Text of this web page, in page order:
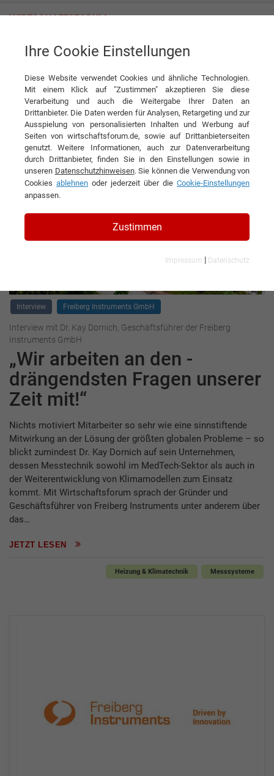
Freiberg Instruments GmbH
Interviews der Freiberg
Instruments GmbH
Interview Freiberg Instruments GmbH
Interview mit Dr. Kay Dornich, Geschäftsführer der Freiberg
Instruments GmbH
„Wir arbeiten an den ­
drängendsten Fragen ­unserer
Zeit mit!“
Nichts motiviert Mitarbeiter so sehr wie eine sinnstiftende
Mitwirkung an der Lösung der größten globalen Probleme – so
blickt zumindest Dr. Kay Dornich auf sein Unternehmen,
dessen Messtechnik sowohl im MedTech-Sektor als auch in
der Weiterentwicklung von Klimamodellen zum Einsatz
kommt. Mit Wirtschaftsforum sprach der Gründer und
Geschäftsführer von Freiberg Instruments unter anderem über
das…
JETZT LESEN
Heizung & Klimatechnik Messsysteme
Ihre Cookie Einstellungen
Diese Website verwendet Cookies und ähnliche Technologien.
Mit einem Klick auf "Zustimmen" akzeptieren Sie diese
Verarbeitung und auch die Weitergabe Ihrer Daten an
Drittanbieter. Die Daten werden für Analysen, Retargeting und zur
Ausspielung von personalisierten Inhalten und Werbung auf
Seiten von wirtschaftsforum.de, sowie auf Drittanbieterseiten
genutzt. Weitere Informationen, auch zur Datenverarbeitung
durch Drittanbieter, finden Sie in den Einstellungen sowie in
unseren Datenschutzhinweisen. Sie können die Verwendung von
Cookies ablehnen oder jederzeit über die Cookie-Einstellungen
anpassen.
Zustimmen
Impressum | Datenschutz